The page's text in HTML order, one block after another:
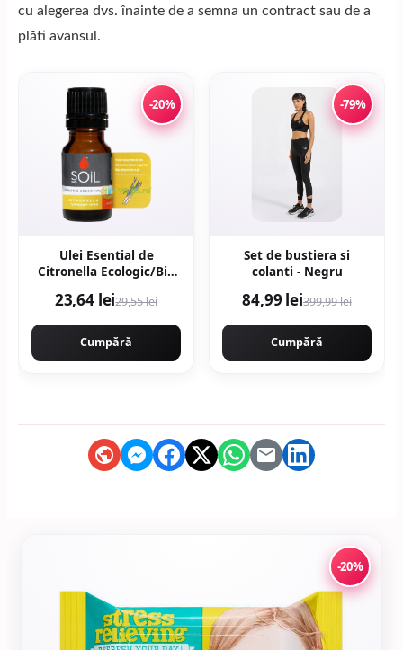
cu alegerea dvs. înainte de a semna un contract sau de a
plăti avansul.
-20%
Ulei Esential de
Citronella Ecologic/Bio
23,64 lei29,55 lei
Cumpără
-79%
Set de bustiera si
colanti - Negru
84,99 lei399,99 lei
Cumpără
-20%